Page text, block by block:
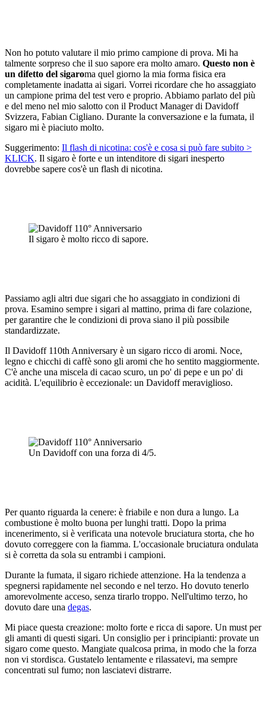
Non ho potuto valutare il mio primo campione di prova. Mi ha
talmente sorpreso che il suo sapore era molto amaro. Questo non è
un difetto del sigaroma quel giorno la mia forma fisica era
completamente inadatta ai sigari. Vorrei ricordare che ho assaggiato
un campione prima del test vero e proprio. Abbiamo parlato del più
e del meno nel mio salotto con il Product Manager di Davidoff
Svizzera, Fabian Cigliano. Durante la conversazione e la fumata, il
sigaro mi è piaciuto molto.
Suggerimento: Il flash di nicotina: cos'è e cosa si può fare subito >
KLICK. Il sigaro è forte e un intenditore di sigari inesperto
dovrebbe sapere cos'è un flash di nicotina.
Il sigaro è molto ricco di sapore.
Passiamo agli altri due sigari che ho assaggiato in condizioni di
prova. Esamino sempre i sigari al mattino, prima di fare colazione,
per garantire che le condizioni di prova siano il più possibile
standardizzate.
Il Davidoff 110th Anniversary è un sigaro ricco di aromi. Noce,
legno e chicchi di caffè sono gli aromi che ho sentito maggiormente.
C'è anche una miscela di cacao scuro, un po' di pepe e un po' di
acidità. L'equilibrio è eccezionale: un Davidoff meraviglioso.
Un Davidoff con una forza di 4/5.
Per quanto riguarda la cenere: è friabile e non dura a lungo. La
combustione è molto buona per lunghi tratti. Dopo la prima
incenerimento, si è verificata una notevole bruciatura storta, che ho
dovuto correggere con la fiamma. L'occasionale bruciatura ondulata
si è corretta da sola su entrambi i campioni.
Durante la fumata, il sigaro richiede attenzione. Ha la tendenza a
spegnersi rapidamente nel secondo e nel terzo. Ho dovuto tenerlo
amorevolmente acceso, senza tirarlo troppo. Nell'ultimo terzo, ho
dovuto dare una degas.
Mi piace questa creazione: molto forte e ricca di sapore. Un must per
gli amanti di questi sigari. Un consiglio per i principianti: provate un
sigaro come questo. Mangiate qualcosa prima, in modo che la forza
non vi stordisca. Gustatelo lentamente e rilassatevi, ma sempre
concentrati sul fumo; non lasciatevi distrarre.